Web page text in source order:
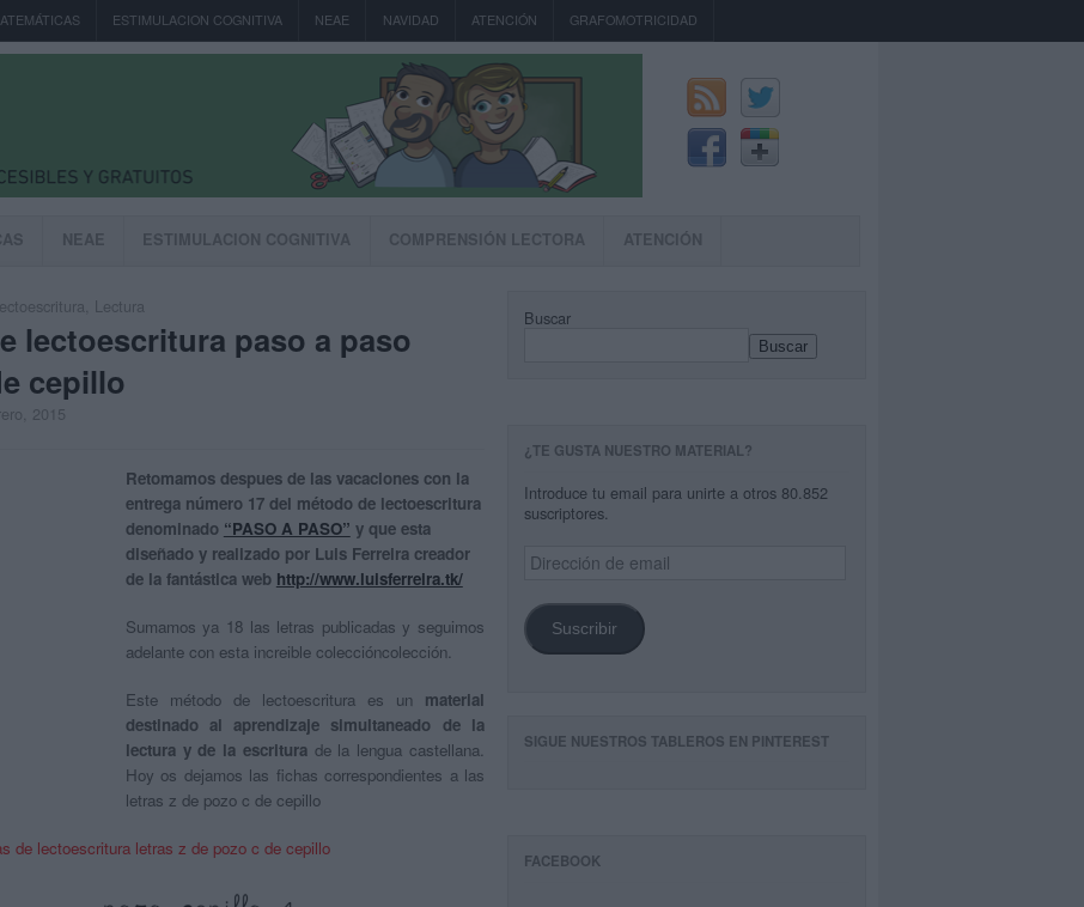
ESTIMULACION COGNITIVA NEAE NAVIDAD ATENCIÓN GRAFOMOTRICIDAD
NEAE ESTIMULACION COGNITIVA COMPRENSIÓN LECTORA ATENCIÓN
Lectura
lectoescritura paso a paso
cepillo
2015
Retomamos despues de las vacaciones con la
entrega número 17 del método de lectoescritura
denominado “PASO A PASO” y que esta
diseñado y realizado por Luis Ferreira creador
de la fantástica web http://www.luisferreira.tk/
Sumamos ya 18 las letras publicadas y seguimos
adelante con esta increible coleccióncolección.
Este método de lectoescritura es un material
destinado al aprendizaje simultaneado de la
lectura y de la escriturade la lengua castellana.
Hoy os dejamos las fichas correspondientes a las
letras z de pozo c de cepillo
de lectoescritura letras z de pozo c de cepillo
Buscar
Buscar
¿TE GUSTA NUESTRO MATERIAL?
Introduce tu email para unirte a otros 80.852
suscriptores.
Dirección
de
Suscribir
SIGUE NUESTROS TABLEROS EN PINTEREST
FACEBOOK